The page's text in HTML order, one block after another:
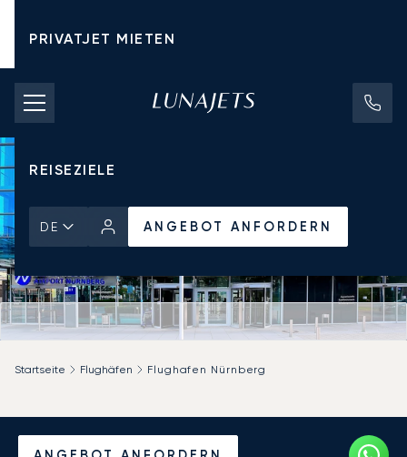
PRIVATJET MIETEN
CHARTERPREISE
PRIVATJETS
REISEZIELE
DE ANGEBOT ANFORDERN
Startseite Flughäfen Flughafen Nürnberg
Privatjet chartern zum